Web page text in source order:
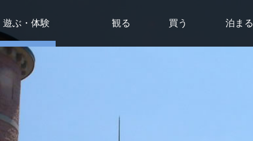
遊ぶ・体験 観る 買う 泊まる